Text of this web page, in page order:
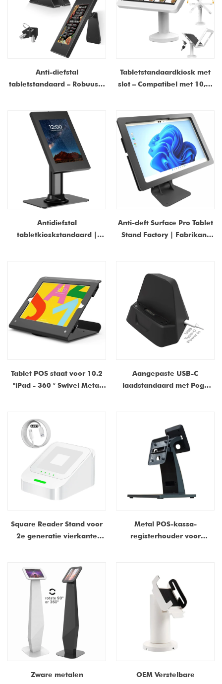
Anti-diefstal
tabletstandaard – Robuuste
360° draaibaarheid |
Kioskstandaard voor
aanrecht en wandmontage
voor retail-POS
Tabletstandaardkiosk met
slot – Compatibel met 10,9"
iPad Air 11", iPad 11"(A16)
Antidiefstal
tabletkioskstandaard |
Universele metalen
tablethouder
fabrieksleverancier in China
Anti-deft Surface Pro Tablet
Stand Factory | Fabrikant
Tablet POS staat voor 10.2
"iPad - 360 ° Swivel Metal
Aangepaste USB-C
laadstandaard met Pogo
betalingsapparaten
Square Reader Stand voor
2e generatie vierkante
poort
Metal POS-kassa-
registerhouder voor
Zware metalen
OEM Verstelbare